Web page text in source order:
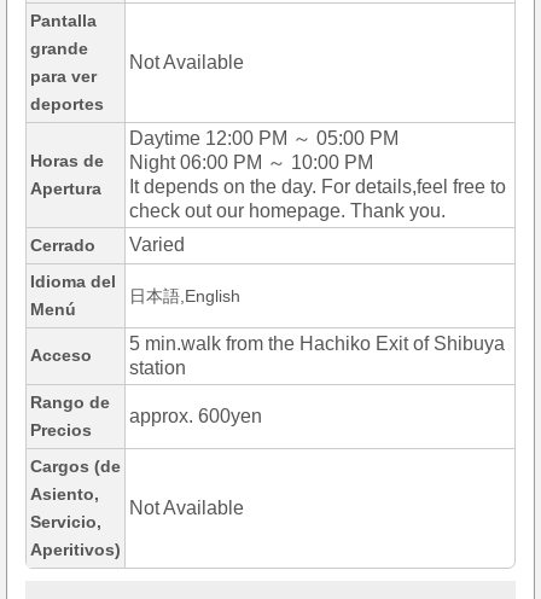
Pantalla
grande
para ver
deportes
Not Available
Horas de
Apertura
Daytime 12:00 PM ～ 05:00 PM
Night 06:00 PM ～ 10:00 PM
It depends on the day. For details,feel free to
check out our homepage. Thank you.
Cerrado Varied
Idioma del
Menú
日本語,English
Acceso
5 min.walk from the Hachiko Exit of Shibuya
station
Rango de
Precios
approx. 600yen
Cargos (de
Asiento,
Servicio,
Aperitivos)
Not Available